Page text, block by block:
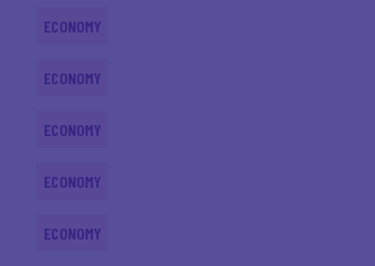
ECONOMY
ECONOMY
ECONOMY
ECONOMY
ECONOMY